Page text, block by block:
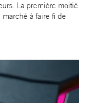
La première moitié
à faire fi de